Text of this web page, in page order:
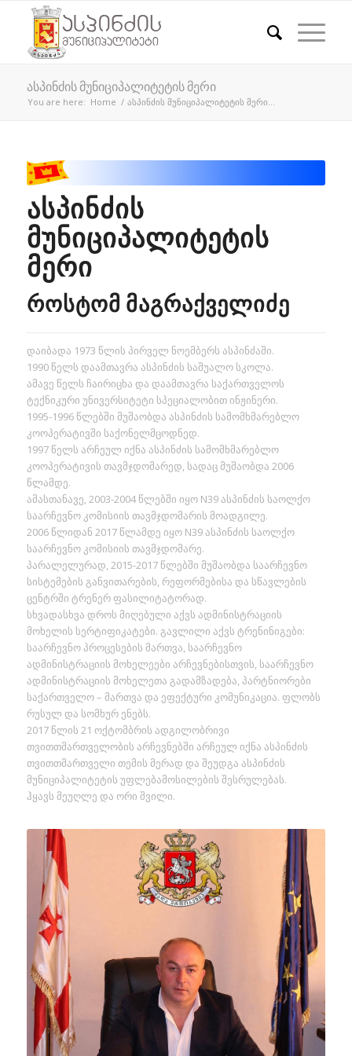
ასპინძის მუნიციპალიტეტის მერი
You are here: Home / ასპინძის მუნიციპალიტეტის მერი...
ᲐᲡᲞᲘᲜᲫᲘᲡ
ᲛᲣᲜᲘᲪᲘᲞᲐᲚᲘᲢᲔᲢᲘᲡ
ᲛᲔᲠᲘ
ᲠᲝᲡᲢᲝᲛ ᲛᲐᲒᲠᲐᲥᲕᲔᲚᲘᲫᲔ
დაიბადა 1973 წლის პირველ ნოემბერს ასპინძაში.
1990 წელს დაამთავრა ასპინძის საშუალო სკოლა.
ამავე წელს ჩაირიცხა და დაამთავრა საქართველოს
ტექნიკური უნივერსიტეტი სპეციალობით ინჟინერი.
1995-1996 წლებში მუშაობდა ასპინძის სამომხმარებლო
კოოპერატივში საქონელმცოდნედ.
1997 წელს არჩეულ იქნა ასპინძის სამომხმარებლო
კოოპერატივის თავმჯდომარედ, სადაც მუშაობდა 2006
წლამდე.
ამასთანავე, 2003-2004 წლებში იყო N39 ასპინძის საოლქო
საარჩევნო კომისიის თავმჯდომარის მოადგილე.
2006 წლიდან 2017 წლამდე იყო N39 ასპინძის საოლქო
საარჩევნო კომისიის თავმჯდომარე.
პარალელურად, 2015-2017 წლებში მუშაობდა საარჩევნო
სისტემების განვითარების, რეფორმებისა და სწავლების
ცენტრში ტრენერ ფასილიტატორად.
სხვადასხვა დროს მიღებული აქვს ადმინისტრაციის
მოხელის სერტიფიკატები. გავლილი აქვს ტრენინიგები:
საარჩევნო პროცესების მართვა, საარჩევნო
ადმინისტრაციის მოხელეები არჩევნებისთვის, საარჩევნო
ადმინისტრაციის მოხელეთა გადამზადება, პარტნიორები
საქართველო – მართვა და ეფექტური კომუნიკაცია. ფლობს
რუსულ და სომხურ ენებს.
2017 წლის 21 ოქტომბრის ადგილობრივი
თვითთმართველობის არჩევნებში არჩეულ იქნა ასპინძის
თვითთმართველი თემის მერად და შეუდგა ასპინძის
მუნიციპალიტეტის უფლებამოსილების შესრულებას.
ჰყავს მეუღლე და ორი შვილი.